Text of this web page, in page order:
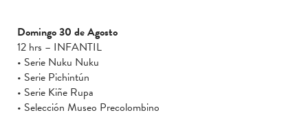
Domingo 30 de Agosto
12 hrs – INFANTIL
• Serie Nuku Nuku
• Serie Pichintún
• Serie Kiñe Rupa
• Selección Museo Precolombino